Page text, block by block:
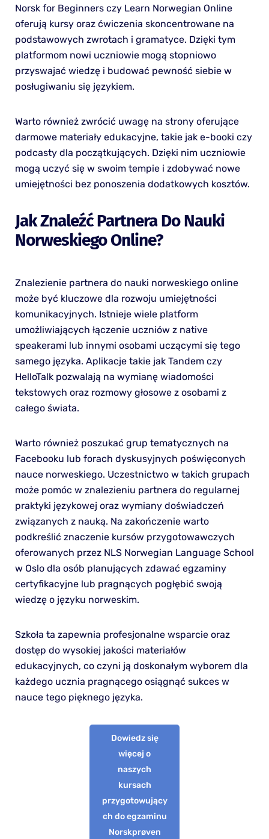
Norsk for Beginners czy Learn Norwegian Online
oferują kursy oraz ćwiczenia skoncentrowane na
podstawowych zwrotach i gramatyce. Dzięki tym
platformom nowi uczniowie mogą stopniowo
przyswajać wiedzę i budować pewność siebie w
posługiwaniu się językiem.
Warto również zwrócić uwagę na strony oferujące
darmowe materiały edukacyjne, takie jak e-booki czy
podcasty dla początkujących. Dzięki nim uczniowie
mogą uczyć się w swoim tempie i zdobywać nowe
umiejętności bez ponoszenia dodatkowych kosztów.
Jak Znaleźć Partnera Do Nauki
Norweskiego Online?
Znalezienie partnera do nauki norweskiego online
może być kluczowe dla rozwoju umiejętności
komunikacyjnych. Istnieje wiele platform
umożliwiających łączenie uczniów z native
speakerami lub innymi osobami uczącymi się tego
samego języka. Aplikacje takie jak Tandem czy
HelloTalk pozwalają na wymianę wiadomości
tekstowych oraz rozmowy głosowe z osobami z
całego świata.
Warto również poszukać grup tematycznych na
Facebooku lub forach dyskusyjnych poświęconych
nauce norweskiego. Uczestnictwo w takich grupach
może pomóc w znalezieniu partnera do regularnej
praktyki językowej oraz wymiany doświadczeń
związanych z nauką. Na zakończenie warto
podkreślić znaczenie kursów przygotowawczych
oferowanych przez NLS Norwegian Language School
w Oslo dla osób planujących zdawać egzaminy
certyfikacyjne lub pragnących pogłębić swoją
wiedzę o języku norweskim.
Szkoła ta zapewnia profesjonalne wsparcie oraz
dostęp do wysokiej jakości materiałów
edukacyjnych, co czyni ją doskonałym wyborem dla
każdego ucznia pragnącego osiągnąć sukces w
nauce tego pięknego języka.
Dowiedz się
więcej o
naszych
kursach
przygotowujący
ch do egzaminu
Norskprøven